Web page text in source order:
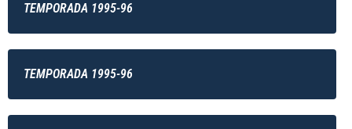
TEMPORADA 1995-96
TEMPORADA 1995-96